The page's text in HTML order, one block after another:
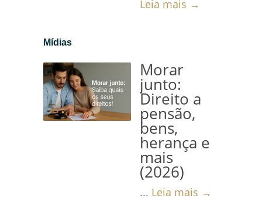
Leia mais →
Mídias
Morar
junto:
Direito a
pensão,
bens,
herança e
mais
(2026)
... Leia mais →